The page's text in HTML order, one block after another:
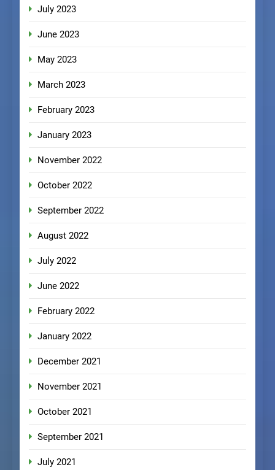
July 2023
June 2023
May 2023
March 2023
February 2023
January 2023
November 2022
October 2022
September 2022
August 2022
July 2022
June 2022
February 2022
January 2022
December 2021
November 2021
October 2021
September 2021
July 2021